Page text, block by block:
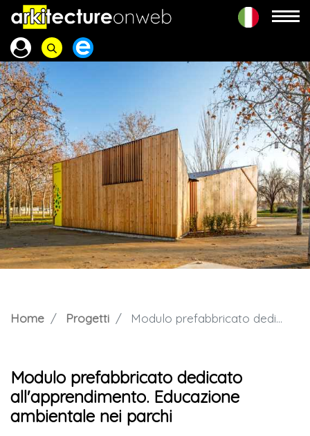
Home Progetti Modulo prefabbricato dedicato all'apprendimento. Educazione ambientale nei parchi
Modulo prefabbricato dedicato
all'apprendimento. Educazione
ambientale nei parchi